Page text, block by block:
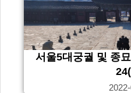
서울5대궁궐 및 종